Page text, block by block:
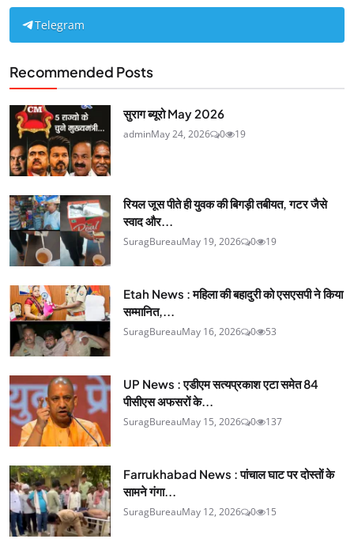
Telegram
Recommended Posts
सुराग ब्यूरो May 2026
adminMay 24, 2026 0 19
रियल जूस पीते ही युवक की बिगड़ी तबीयत, गटर जैसे
स्वाद और...
SuragBureauMay 19, 2026 0 19
Etah News : महिला की बहादुरी को एसएसपी ने किया
सम्मानित,...
SuragBureauMay 16, 2026 0 53
UP News : एडीएम सत्यप्रकाश एटा समेत 84
पीसीएस अफसरों के...
SuragBureauMay 15, 2026 0 137
Farrukhabad News : पांचाल घाट पर दोस्तों के
सामने गंगा...
SuragBureauMay 12, 2026 0 15